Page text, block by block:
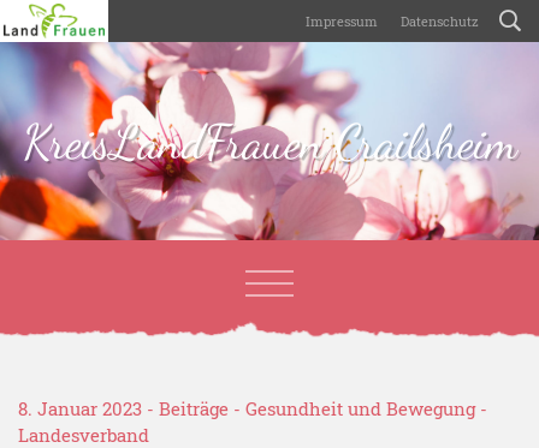
Impressum Datenschutz
KreisLandFrauen Crailsheim
8. Januar 2023 - Beiträge - Gesundheit und Bewegung-
Landesverband